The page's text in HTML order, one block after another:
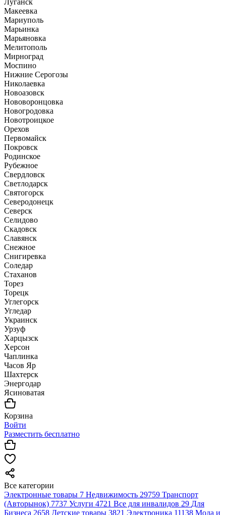
Луганск
Макеевка
Мариуполь
Марьинка
Марьяновка
Мелитополь
Мирноград
Моспино
Нижние Серогозы
Николаевка
Новоазовск
Нововоронцовка
Новогродовка
Новотроицкое
Орехов
Первомайск
Покровск
Родинское
Рубежное
Свердловск
Светлодарск
Святогорск
Северодонецк
Северск
Селидово
Скадовск
Славянск
Снежное
Снигиревка
Соледар
Стаханов
Торез
Торецк
Углегорск
Угледар
Украинск
Урзуф
Харцызск
Херсон
Чаплинка
Часов Яр
Шахтерск
Энергодар
Ясиноватая
Корзина
Войти
Разместить бесплатно
Все категории
Электронные товары 7 Недвижимость 29759 Транспорт
(Авторынок) 7737 Услуги 4721 Все для инвалидов 29 Для
Бизнеса 2658 Детские товары 3821 Электроника 11138 Мода и